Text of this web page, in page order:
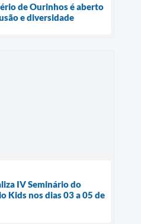
de Ourinhos é aberto
e diversidade
IV Seminário do
Kids nos dias 03 a 05 de